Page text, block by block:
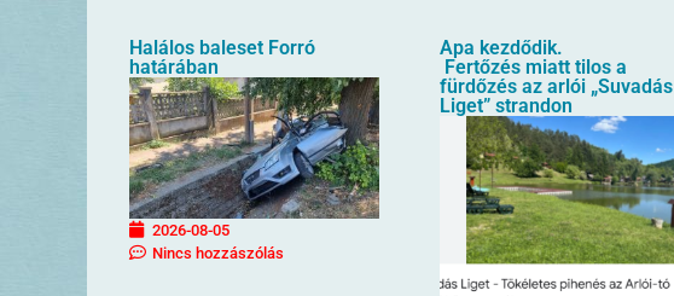
Halálos baleset Forró
határában
2026-08-05
Nincs hozzászólás
Apa kezdődik.
Fertőzés miatt tilos a
fürdőzés az arlói „Suvadás
Liget” strandon